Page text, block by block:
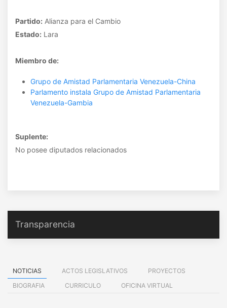
Partido: Alianza para el Cambio
Estado: Lara
Miembro de:
Grupo de Amistad Parlamentaria Venezuela-China
Parlamento instala Grupo de Amistad Parlamentaria
Venezuela-Gambia
Suplente:
No posee diputados relacionados
Transparencia
NOTICIAS ACTOS LEGISLATIVOS
PROYECTOS
BIOGRAFIA
CURRICULO OFICINA VIRTUAL